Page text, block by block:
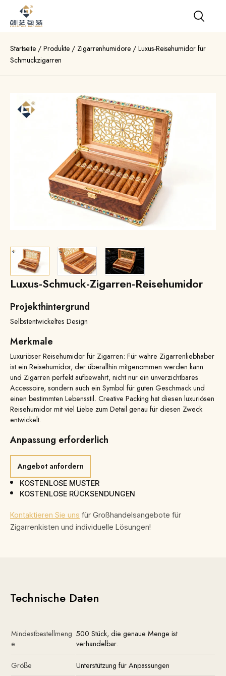
Startseite / Produkte / Zigarrenhumidore / Luxus-Reisehumidor für
Schmuckzigarren
Luxus-Schmuck-Zigarren-Reisehumidor
Projekthintergrund
Selbstentwickeltes Design
Merkmale
Luxuriöser Reisehumidor für Zigarren: Für wahre Zigarrenliebhaber
ist ein Reisehumidor, der überallhin mitgenommen werden kann
und Zigarren perfekt aufbewahrt, nicht nur ein unverzichtbares
Accessoire, sondern auch ein Symbol für guten Geschmack und
einen bestimmten Lebensstil. Creative Packing hat diesen luxuriösen
Reisehumidor mit viel Liebe zum Detail genau für diesen Zweck
entwickelt.
Anpassung erforderlich
Angebot anfordern
KOSTENLOSE MUSTER
KOSTENLOSE RÜCKSENDUNGEN
Kontaktieren Sie uns für Großhandelsangebote für
Zigarrenkisten und individuelle Lösungen!
Technische Daten
Mindestbestellmeng
e
500 Stück, die genaue Menge ist
verhandelbar.
Größe Unterstützung für Anpassungen